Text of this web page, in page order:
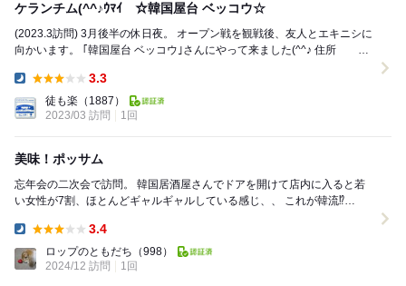
ケランチム(^^♪ｳﾏｲ ☆韓国屋台 ベッコウ☆
(2023.3訪問) 3月後半の休日夜。 オープン戦を観戦後、友人とエキニシに
向かいます。 ｢韓国屋台 ベッコウ｣さんにやって来ました(^^♪ 住所
3.3
徒も楽 （1887）
2023/03 訪問
1回
美味！ポッサム
忘年会の二次会で訪問。 韓国居酒屋さんでドアを開けて店内に入ると若
い女性が7割、ほとんどギャルギャルしている感じ、、 これが韓流⁉️
3.4
ロップのともだち （998）
2024/12 訪問
1回